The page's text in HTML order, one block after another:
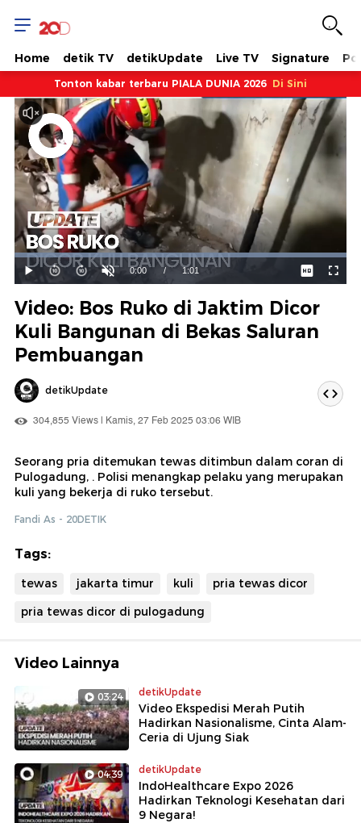
Home detik TV detikUpdate Live TV Signature
Tonton kabar terbaru PIALA DUNIA 2026 Di Sini
Mainkan
Suara
Hidup
Waktu
0:00 / Durasi
1:01
Dimuat:
100.00%
Video: Bos Ruko di Jaktim Dicor
Kuli Bangunan di Bekas Saluran
Pembuangan
detikUpdate
304,855 Views | Kamis, 27 Feb 2025 03:06 WIB
Seorang pria ditemukan tewas ditimbun dalam coran di
Pulogadung, . Polisi menangkap pelaku yang merupakan
kuli yang bekerja di ruko tersebut.
Fandi As - 20DETIK
Tags:
tewas jakarta timur kuli
pria tewas dicor
pria tewas dicor di pulogadung
Video Lainnya
03:24 detikUpdate
Video Ekspedisi Merah Putih
Hadirkan Nasionalisme, Cinta Alam-
Ceria di Ujung Siak
04:39 detikUpdate
IndoHealthcare Expo 2026
Hadirkan Teknologi Kesehatan dari
9 Negara!